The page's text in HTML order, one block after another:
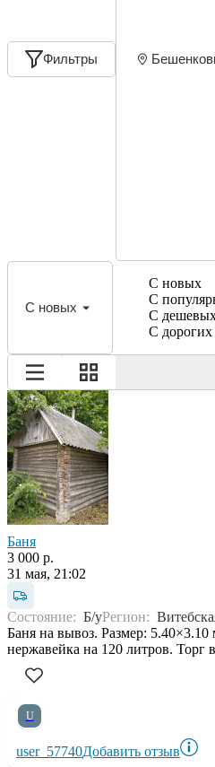
Фильтры
С новых
С новых
С
С
С дорогих
Баня
3 000 р.
31 мая, 21:02
Состояние: Б/уРегион:
Баня на вывоз. Размер:
нержавейка на 120 литров. Торг
U
user_57740Добавить отзыв